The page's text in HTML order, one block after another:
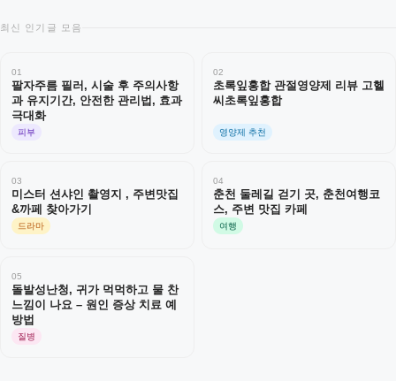
최신 인기글 모음
01
팔자주름 필러, 시술 후 주의사항
과 유지기간, 안전한 관리법, 효과
극대화
피부
02
초록잎홍합 관절영양제 리뷰 고헬
씨초록잎홍합
영양제 추천
03
미스터 션샤인 촬영지 , 주변맛집
&까페 찾아가기
드라마
04
춘천 둘레길 걷기 곳, 춘천여행코
스, 주변 맛집 카페
여행
05
돌발성난청, 귀가 먹먹하고 물 찬
느낌이 나요 – 원인 증상 치료 예
방법
질병